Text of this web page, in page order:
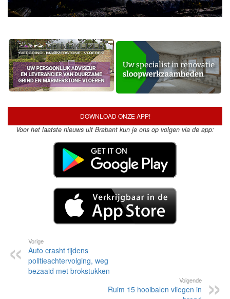
DOWNLOAD ONZE APP!
Voor het laatste nieuws uit Brabant kun je ons op volgen via de app:
Vorige
Auto crasht tijdens
politieachtervolging, weg
bezaaid met brokstukken
Volgende
Ruim 15 hooibalen vliegen in